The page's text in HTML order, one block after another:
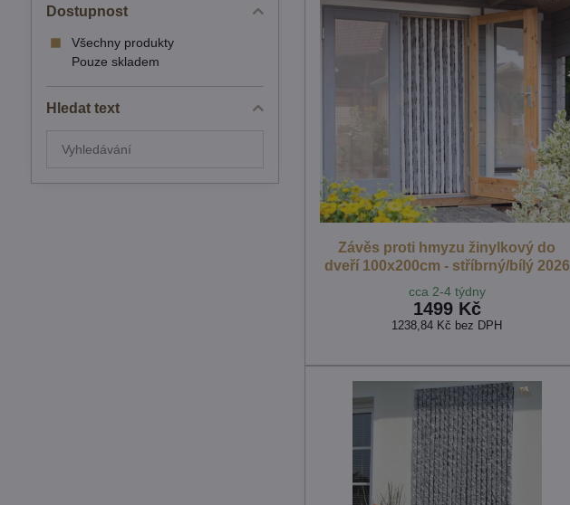
Závěs proti hmyzu žinylkový do
dveří 100x200cm - stříbrný/bílý 2026
cca 2-4 týdny
1499 Kč
1238,84 Kč bez DPH
Dostupnost
Všechny produkty
Pouze skladem
Hledat text
výsledky
filtru